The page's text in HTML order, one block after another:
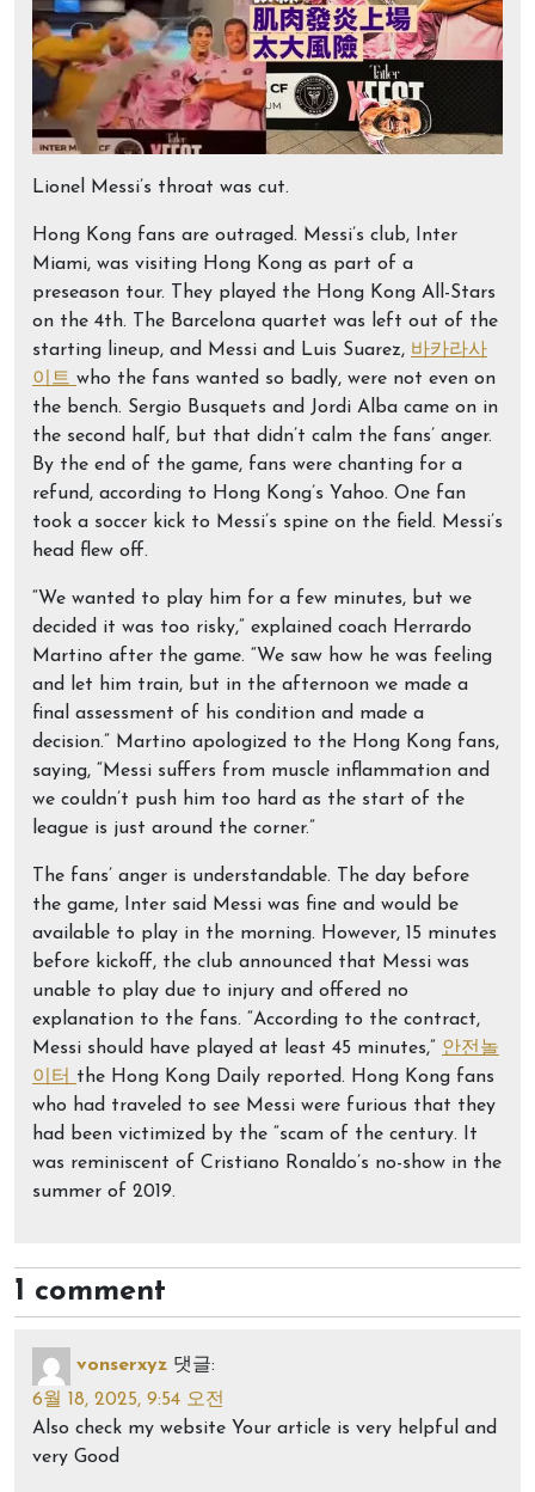
Lionel Messi’s throat was cut.
Hong Kong fans are outraged. Messi’s club, Inter
Miami, was visiting Hong Kong as part of a
preseason tour. They played the Hong Kong All-Stars
on the 4th. The Barcelona quartet was left out of the
starting lineup, and Messi and Luis Suarez, 바카라사
이트 who the fans wanted so badly, were not even on
the bench. Sergio Busquets and Jordi Alba came on in
the second half, but that didn’t calm the fans’ anger.
By the end of the game, fans were chanting for a
refund, according to Hong Kong’s Yahoo. One fan
took a soccer kick to Messi’s spine on the field. Messi’s
head flew off.
“We wanted to play him for a few minutes, but we
decided it was too risky,” explained coach Herrardo
Martino after the game. “We saw how he was feeling
and let him train, but in the afternoon we made a
final assessment of his condition and made a
decision.” Martino apologized to the Hong Kong fans,
saying, “Messi suffers from muscle inflammation and
we couldn’t push him too hard as the start of the
league is just around the corner.”
The fans’ anger is understandable. The day before
the game, Inter said Messi was fine and would be
available to play in the morning. However, 15 minutes
before kickoff, the club announced that Messi was
unable to play due to injury and offered no
explanation to the fans. “According to the contract,
Messi should have played at least 45 minutes,” 안전놀
이터 the Hong Kong Daily reported. Hong Kong fans
who had traveled to see Messi were furious that they
had been victimized by the “scam of the century. It
was reminiscent of Cristiano Ronaldo’s no-show in the
summer of 2019.
1 comment
vonserxyz 댓글:
6월 18, 2025, 9:54 오전
Also check my website Your article is very helpful and
very Good